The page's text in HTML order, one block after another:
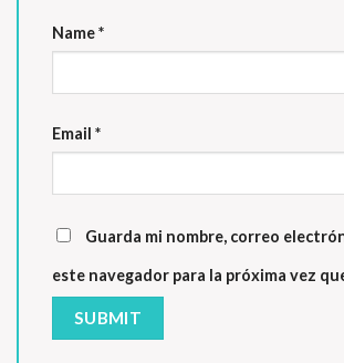
Name*
Email *
Guarda mi nombre, correo
este navegador para la próxima vez